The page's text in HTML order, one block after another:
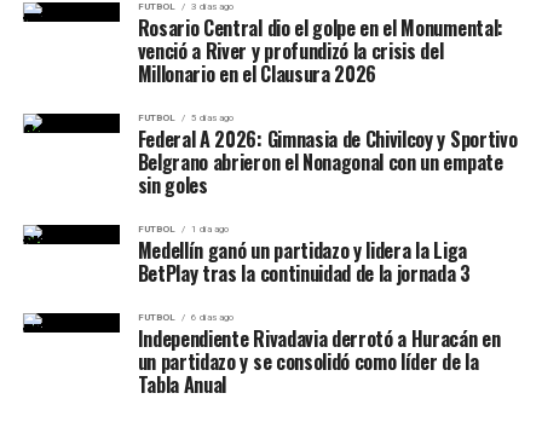
FUTBOL 3 días ago
Rosario Central dio el golpe en el Monumental:
venció a River y profundizó la crisis del
Millonario en el Clausura 2026
FUTBOL 5 días ago
Federal A 2026: Gimnasia de Chivilcoy y Sportivo
Belgrano abrieron el Nonagonal con un empate
sin goles
FUTBOL 1 día ago
Medellín ganó un partidazo y lidera la Liga
BetPlay tras la continuidad de la jornada 3
FUTBOL 6 días ago
Independiente Rivadavia derrotó a Huracán en
un partidazo y se consolidó como líder de la
Tabla Anual